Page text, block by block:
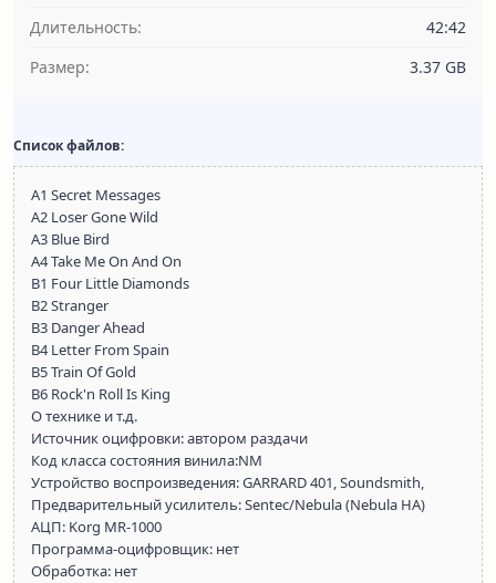
Длительность:
42:42
Размер:
3.37 GB
Список файлов:
A1 Secret Messages
A2 Loser Gone Wild
A3 Blue Bird
A4 Take Me On And On
B1 Four Little Diamonds
B2 Stranger
B3 Danger Ahead
B4 Letter From Spain
B5 Train Of Gold
B6 Rock'n Roll Is King
О технике и т.д.
Источник оцифровки: автором раздачи
Код класса состояния винила:NM
Устройство воспроизведения: GARRARD 401, Soundsmith,
Предварительный усилитель: Sentec/Nebula (Nebula HA)
АЦП: Korg MR-1000
Программа-оцифровщик: нет
Обработка: нет